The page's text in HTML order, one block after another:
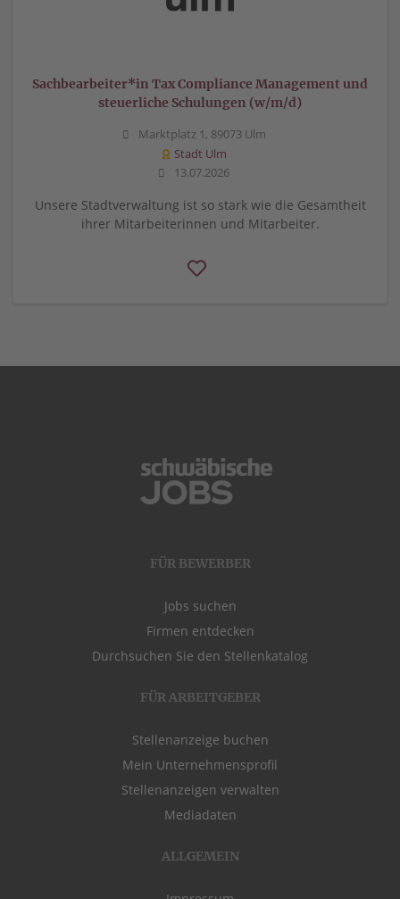
Sachbearbeiter*in Tax Compliance Management und
steuerliche Schulungen (w/m/d)
Marktplatz 1, 89073 Ulm
Stadt Ulm
13.07.2026
Unsere Stadtverwaltung ist so stark wie die Gesamtheit
ihrer Mitarbeiterinnen und Mitarbeiter.
FÜR BEWERBER
Jobs suchen
Firmen entdecken
Durchsuchen Sie den Stellenkatalog
FÜR ARBEITGEBER
Stellenanzeige buchen
Mein Unternehmensprofil
Stellenanzeigen verwalten
Mediadaten
ALLGEMEIN